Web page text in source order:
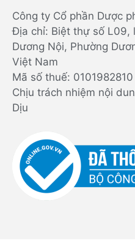
Công ty Cổ phần Dược
Địa chỉ: Biệt thự số L09,
Dương Nội, Phường
Việt Nam
Mã số thuế: 0101982810
Chịu trách nhiệm nội
Dịu